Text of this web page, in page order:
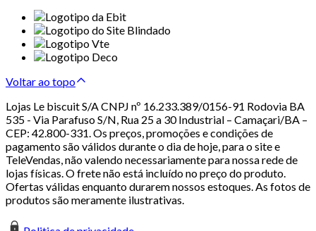
Voltar ao topo
Lojas Le biscuit S/A CNPJ nº 16.233.389/0156-91 Rodovia BA
535 - Via Parafuso S/N, Rua 25 a 30 Industrial – Camaçari/BA –
CEP: 42.800-331. Os preços, promoções e condições de
pagamento são válidos durante o dia de hoje, para o site e
TeleVendas, não valendo necessariamente para nossa rede de
lojas físicas. O frete não está incluído no preço do produto.
Ofertas válidas enquanto durarem nossos estoques. As fotos de
produtos são meramente ilustrativas.